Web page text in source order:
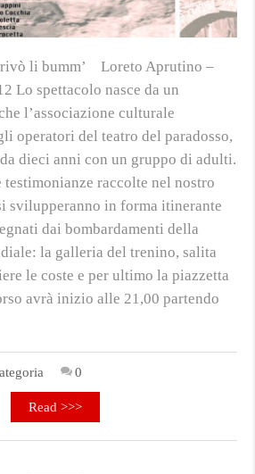
li bumm’ Loreto Aprutino –
Lo spettacolo nasce da un
l’associazione culturale
operatori del teatro del paradosso,
dieci anni con un gruppo di adulti.
raccolte nel nostro
svilupperanno in forma itinerante
dai bombardamenti della
la galleria del trenino, salita
le coste e per ultimo la piazzetta
avrà inizio alle 21,00 partendo
0
Read >>>